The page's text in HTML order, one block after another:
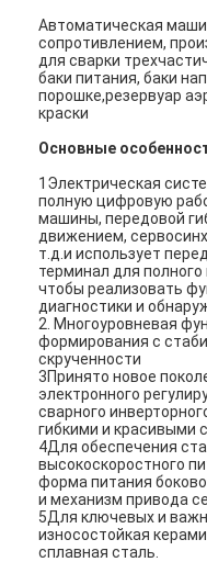
Автоматическая
сопротивлением,
для сварки
баки питания, баки
порошке,резервуар
краски
Основные
1Электрическая
полную цифровую
машины, передовой
движением,
т.д.и использует
терминал для
чтобы реализовать
диагностики и
2. Многоуровневая
формирования с
скрученности
3Принято новое
электронного
сварного
гибкими и красивыми
4Для обеспечения
высокоскоростного
форма питания
и механизм привода
5Для ключевых и
износостойкая
сплавная сталь.